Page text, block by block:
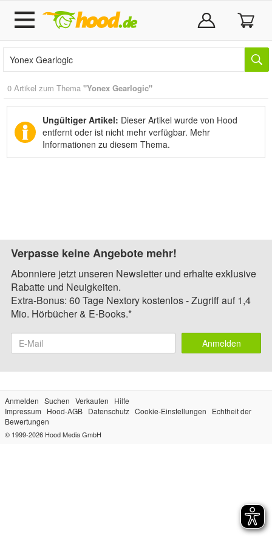
0 Artikel zum Thema "Yonex Gearlogic"
Ungültiger Artikel: Dieser Artikel wurde von Hood
entfernt oder ist nicht mehr verfügbar. Mehr
Informationen zu diesem Thema.
Verpasse keine Angebote mehr!
Abonniere jetzt unseren Newsletter und erhalte exklusive
Rabatte und Neuigkeiten.
Extra-Bonus: 60 Tage Nextory kostenlos - Zugriff auf 1,4
Mio. Hörbücher & E-Books.*
Anmelden
Anmelden Suchen Verkaufen
Hilfe
Impressum
Hood-AGB Datenschutz Cookie-Einstellungen
Echtheit der
Bewertungen
© 1999-2026 Hood Media GmbH